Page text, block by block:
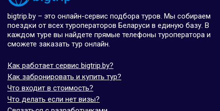
bigtrip.by – это онлайн-сервис подбора туров. Мы собираем
поездки от всех туроператоров Беларуси в единую базу. В
каждом туре вы найдете прямые телефоны туроператора и
сможете заказать тур онлайн.
Как работает сервис bigtrip.by?
Как забронировать и купить тур?
Что входит в стоимость?
Что делать если нет визы?